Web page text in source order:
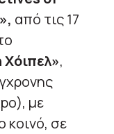
από τις 17
,
με
κοινό, σε